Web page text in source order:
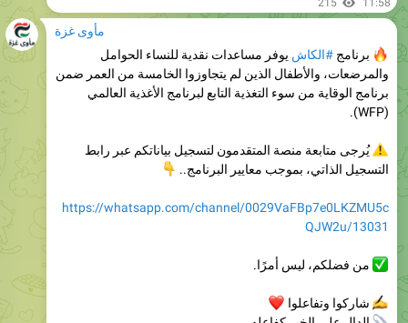
برنامج#الكاشيوفر مساعدات نقدية للنساء الحوامل
والمرضعات، والأطفال الذين لم يتجاوزوا الخامسة من العمر ضمن
برنامج الوقاية من سوء التغذية التابع لبرنامج الأغذية العالمي
(WFP).
يُرجى متابعة منصة المتقدمون لتسجيل بياناتكم عبر رابط
https://whatsapp.com/channel/0029VaFBp7e0LKZMU5c
من فضلكم، ليس أمرًا.
شاركوا وتفاعلوا
209 11:58